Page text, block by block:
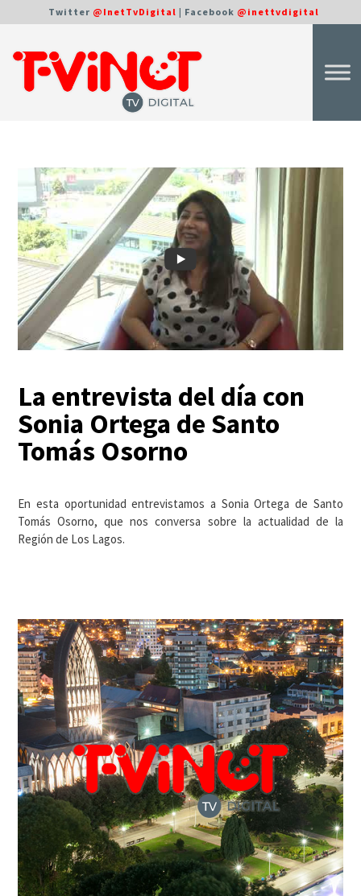
Twitter @InetTvDigital | Facebook @inettvdigital
La entrevista del día con
Sonia Ortega de Santo
Tomás Osorno
En esta oportunidad entrevistamos a Sonia Ortega de Santo
Tomás Osorno, que nos conversa sobre la actualidad de la
Región de Los Lagos.